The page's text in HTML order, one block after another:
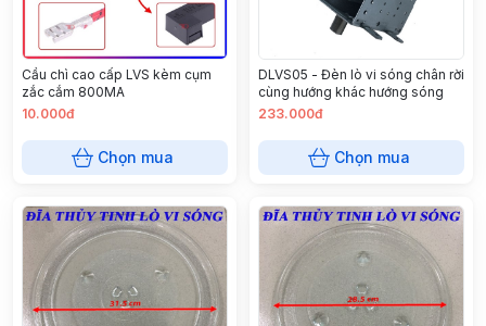
Cầu chì cao cấp LVS kèm cụm
zắc cắm 800MA
10.000đ
Chọn mua
DLVS05 - Đèn lò vi sóng chân rời
cùng hướng khác hướng sóng
233.000đ
Chọn mua